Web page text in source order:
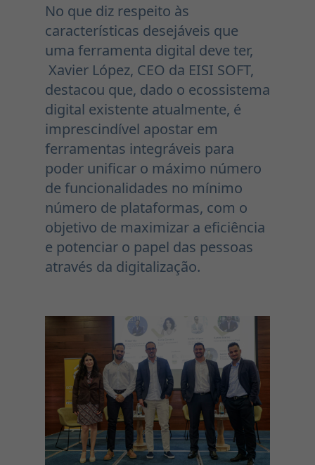
No que diz respeito às
características desejáveis que
uma ferramenta digital deve ter,
Xavier López, CEO da EISI SOFT,
destacou que, dado o ecossistema
digital existente atualmente, é
imprescindível apostar em
ferramentas integráveis para
poder unificar o máximo número
de funcionalidades no mínimo
número de plataformas, com o
objetivo de maximizar a eficiência
e potenciar o papel das pessoas
através da digitalização.